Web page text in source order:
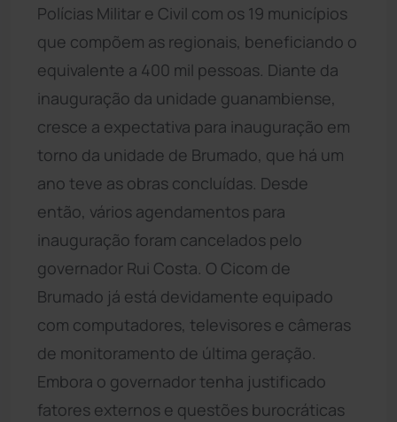
Polícias Militar e Civil com os 19 municípios
que compõem as regionais, beneficiando o
equivalente a 400 mil pessoas. Diante da
inauguração da unidade guanambiense,
cresce a expectativa para inauguração em
torno da unidade de Brumado, que há um
ano teve as obras concluídas. Desde
então, vários agendamentos para
inauguração foram cancelados pelo
governador Rui Costa. O Cicom de
Brumado já está devidamente equipado
com computadores, televisores e câmeras
de monitoramento de última geração.
Embora o governador tenha justificado
fatores externos e questões burocráticas